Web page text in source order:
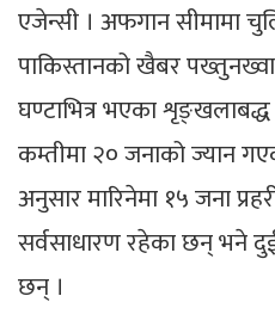
एजेन्सी । अफगान सीमामा
पाकिस्तानको खैबर पख्तुनख्वा
घण्टाभित्र भएका
कम्तीमा २० जनाको ज्यान
अनुसार मारिनेमा १५ जना
सर्वसाधारण रहेका छन् भने
छन् ।